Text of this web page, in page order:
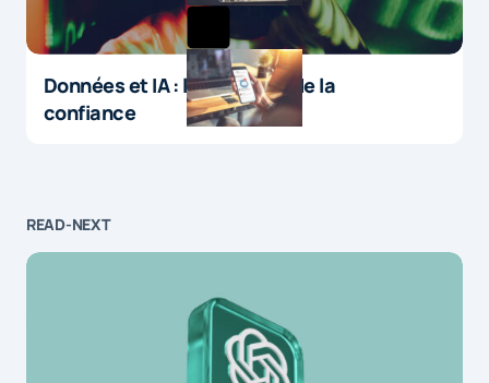
Données et IA : le paradoxe de la
confiance
READ-NEXT